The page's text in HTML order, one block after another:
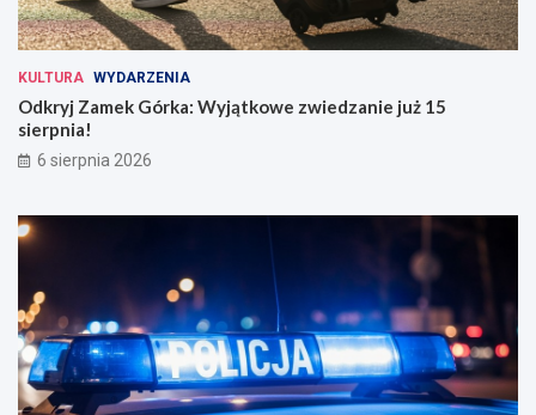
KULTURA WYDARZENIA
Odkryj Zamek Górka: Wyjątkowe zwiedzanie już 15
sierpnia!
6 sierpnia 2026